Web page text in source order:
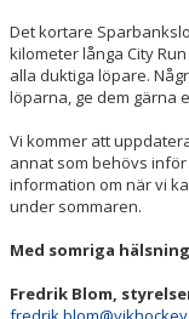
Det kortare
kilometer långa City
alla duktiga löpare.
löparna, ge dem gärna
Vi kommer att
annat som behövs
information om när vi
under sommaren.
Med somriga
Fredrik Blom,